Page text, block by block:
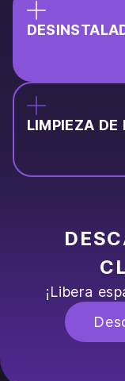
LIMPIEZA DE
¡Libera